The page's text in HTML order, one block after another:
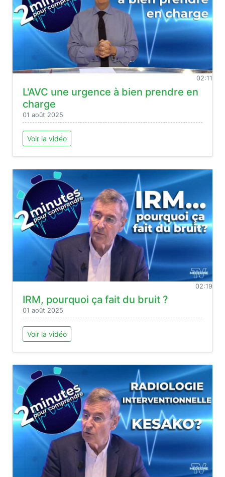
02:11
L'AVC une urgence à bien prendre en
charge
01 août 2025
Voir la vidéo
02:19
IRM, pourquoi ça fait du bruit ?
01 août 2025
Voir la vidéo